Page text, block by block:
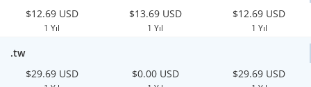
$12.69 USD
1 Yıl
$13.69 USD
1 Yıl
$12.69 USD
1 Yıl
.tw
$29.69 USD
$0.00 USD $29.69 USD